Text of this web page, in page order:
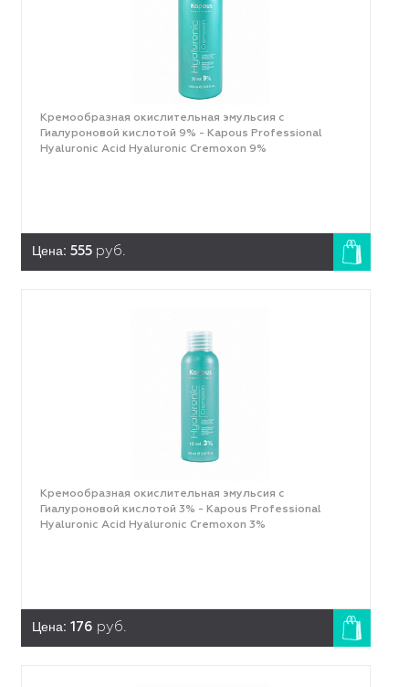
Кремообразная окислительная эмульсия с
Гиалуроновой кислотой 9% - Kapous Professional
Hyaluronic Acid Hyaluronic Cremoxon 9%
Цена: 555 руб.
Кремообразная окислительная эмульсия с
Гиалуроновой кислотой 3% - Kapous Professional
Hyaluronic Acid Hyaluronic Cremoxon 3%
Цена: 176 руб.